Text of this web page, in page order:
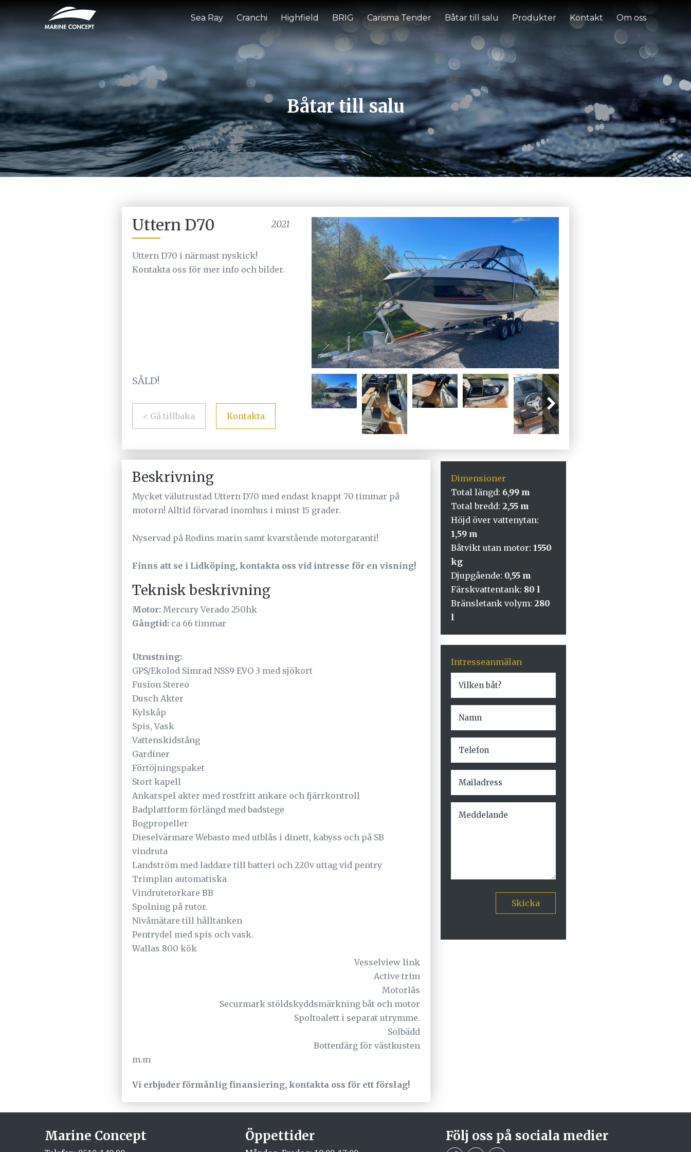
Sea Ray Cranchi Highfield BRIG Carisma Tender Båtar till salu Produkter Kontakt Om oss
Båtar till salu
Uttern D70 2021
Uttern D70 i närmast nyskick!
Kontakta oss för mer info och bilder.
SÅLD!
< Gå tillbaka Kontakta
Beskrivning
Mycket välutrustad Uttern D70 med endast knappt 70 timmar på
motorn! Alltid förvarad inomhus i minst 15 grader.
Nyservad på Rodins marin samt kvarstående motorgaranti!
Finns att se i Lidköping, kontakta oss vid intresse för en visning!
Teknisk beskrivning
Motor: Mercury Verado 250hk
Gångtid: ca 66 timmar
Utrustning:
GPS/Ekolod Simrad NSS9 EVO 3 med sjökort
Fusion Stereo
Dusch Akter
Kylskåp
Spis, Vask
Vattenskidstång
Gardiner
Förtöjningspaket
Stort kapell
Ankarspel akter med rostfritt ankare och fjärrkontroll
Badplattform förlängd med badstege
Bogpropeller
Dieselvärmare Webasto med utblås i dinett, kabyss och på SB
vindruta
Landström med laddare till batteri och 220v uttag vid pentry
Trimplan automatiska
Vindrutetorkare BB
Spolning på rutor.
Nivåmätare till hålltanken
Pentrydel med spis och vask.
Wallas 800 kök
Vesselview link
Active trim
Motorlås
Securmark stöldskyddsmärkning båt och motor
Spoltoalett i separat utrymme.
Solbädd
Bottenfärg för västkusten
m.m
Vi erbjuder förmånlig finansiering, kontakta oss för ett förslag!
Dimensioner
Total längd: 6,99 m
Total bredd:2,55 m
Höjd över vattenytan:
1,59 m
Båtvikt utan motor:1550
kg
Djupgående: 0,55 m
Färskvattentank: 80 l
Bränsletank volym:280
l
Intresseanmälan
Skicka
Marine Concept Öppettider Följ oss på sociala medier